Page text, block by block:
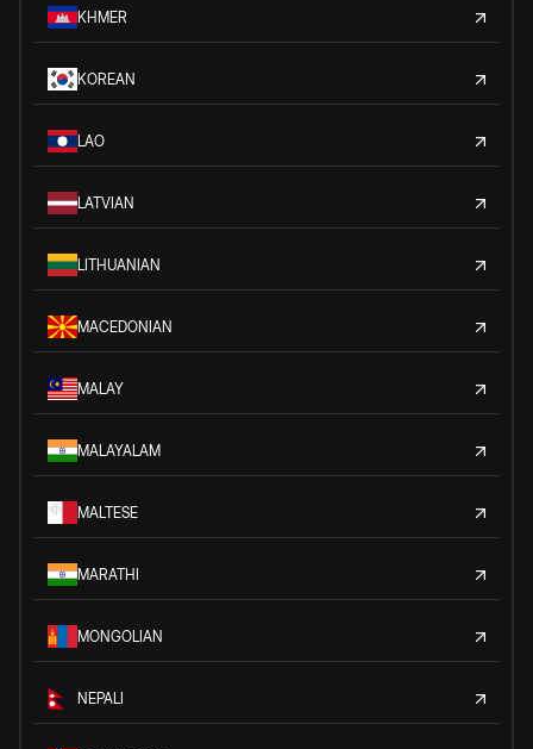
KHMER
KOREAN
LAO
LATVIAN
LITHUANIAN
MACEDONIAN
MALAY
MALAYALAM
MALTESE
MARATHI
MONGOLIAN
NEPALI